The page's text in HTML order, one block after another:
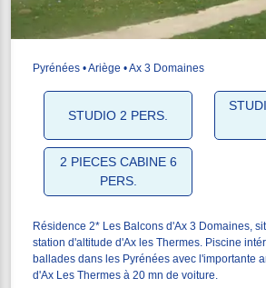
Pyrénées • Ariège • Ax 3 Domaines
STUDIO 2 PERS.
2 PIECES CABINE 6
PERS.
Résidence 2* Les Balcons d'Ax 3 Domaines,
station d'altitude d'Ax les Thermes. Piscine
ballades dans les Pyrénées avec l'importante
d'Ax Les Thermes à 20 mn de voiture.